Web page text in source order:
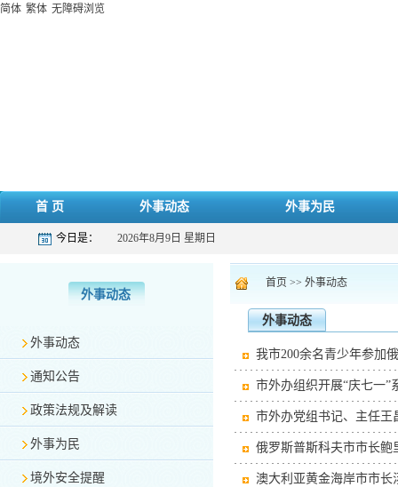
简体 繁体 无障碍浏览
首 页 外事动态 外事为民
今日是： 2026年8月9日 星期日
外事动态
外事动态
通知公告
政策法规及解读
外事为民
境外安全提醒
首页 >> 外事动态
外事动态
我市200余名青少年参加
市外办组织开展“庆七一”
市外办党组书记、主任
俄罗斯普斯科夫市市长鲍
澳大利亚黄金海岸市市长